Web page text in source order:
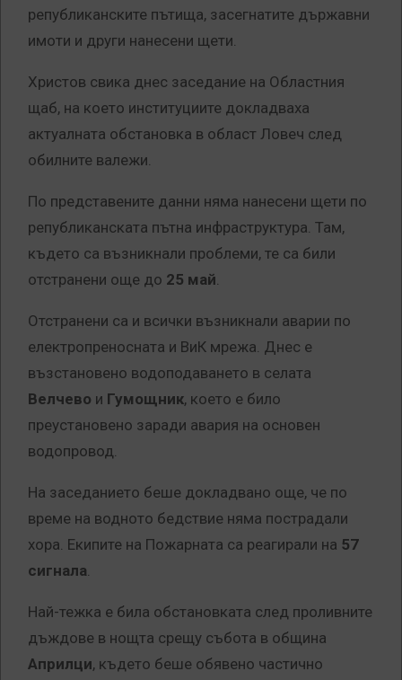
републиканските пътища, засегнатите държавни
имоти и други нанесени щети.
Христов свика днес заседание на Областния
щаб, на което институциите докладваха
актуалната обстановка в област Ловеч след
обилните валежи.
По представените данни няма нанесени щети по
републиканската пътна инфраструктура. Там,
където са възникнали проблеми, те са били
отстранени още до 25 май.
Отстранени са и всички възникнали аварии по
електропреносната и ВиК мрежа. Днес е
възстановено водоподаването в селата
Велчево и Гумощник, което е било
преустановено заради авария на основен
водопровод.
На заседанието беше докладвано още, че по
време на водното бедствие няма пострадали
хора. Екипите на Пожарната са реагирали на 57
сигнала.
Най-тежка е била обстановката след проливните
дъждове в нощта срещу събота в община
Априлци, където беше обявено частично